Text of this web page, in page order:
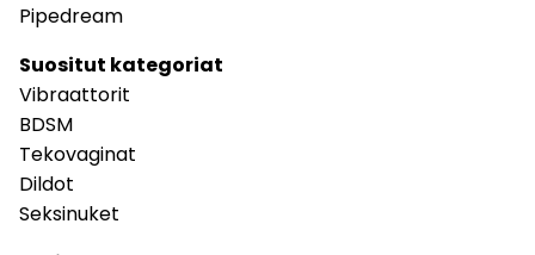
Pipedream
Suositut kategoriat
Vibraattorit
BDSM
Tekovaginat
Dildot
Seksinuket